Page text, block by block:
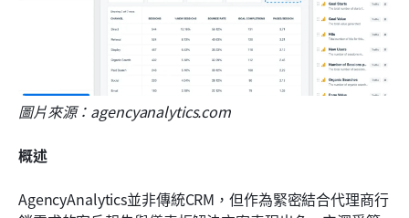
圖片來源：agencyanalytics.com
概述
AgencyAnalytics並非傳統CRM，但作為緊密結合代理商行